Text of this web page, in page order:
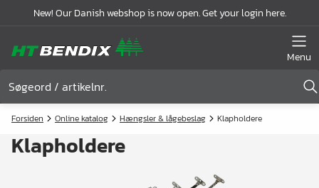
New! Our Danish webshop is now open. Get your login here.
Menu
Forsiden Online katalog Hængsler & lågebeslag Klapholdere
Klapholdere